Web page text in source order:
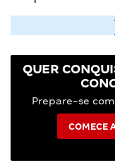
QUER
Prepare-se
COMECE